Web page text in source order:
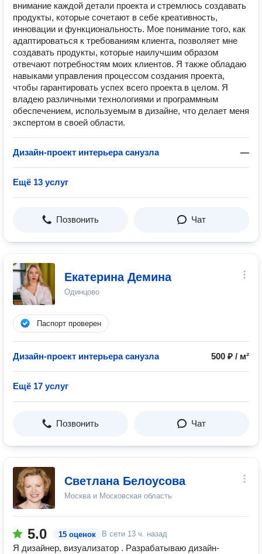
внимание каждой детали проекта и стремлюсь создавать
продукты, которые сочетают в себе креативность,
инновации и функциональность. Мое понимание того, как
адаптироваться к требованиям клиента, позволяет мне
создавать продукты, которые наилучшим образом
отвечают потребностям моих клиентов. Я также обладаю
навыками управления процессом создания проекта,
чтобы гарантировать успех всего проекта в целом. Я
владею различными технологиями и программным
обеспечением, используемым в дизайне, что делает меня
экспертом в своей области.
Дизайн-проект интерьера санузла —
Ещё 13 услуг
Позвонить Чат
Екатерина Демина
Одинцово
Паспорт проверен
Дизайн-проект интерьера санузла 500 ₽ / м²
Ещё 17 услуг
Позвонить Чат
Светлана Белоусова
Москва и Московская область
5.0 15 оценок В сети 13 ч. назад
Я дизайнер, визуализатор . Разрабатываю дизайн-